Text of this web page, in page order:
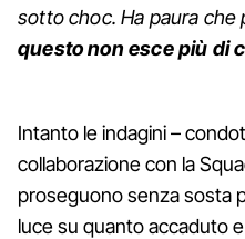
sotto choc. Ha paura
questo non esce più di
Intanto le indagini –
collaborazione con la
proseguono senza sosta
luce su quanto accaduto